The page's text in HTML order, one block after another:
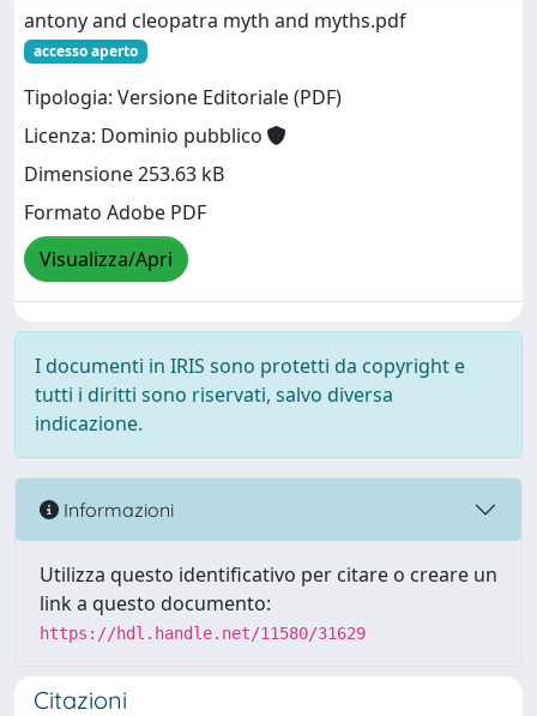
antony and cleopatra myth and myths.pdf
accesso aperto
Tipologia: Versione Editoriale (PDF)
Licenza: Dominio pubblico
Dimensione 253.63 kB
Formato Adobe PDF
Visualizza/Apri
I documenti in IRIS sono protetti da copyright e
tutti i diritti sono riservati, salvo diversa
indicazione.
Informazioni
Utilizza questo identificativo per citare o creare un
link a questo documento:
https://hdl.handle.net/11580/31629
Citazioni